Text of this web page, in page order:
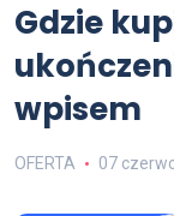
Gdzie
wpisem
OFERTA 07